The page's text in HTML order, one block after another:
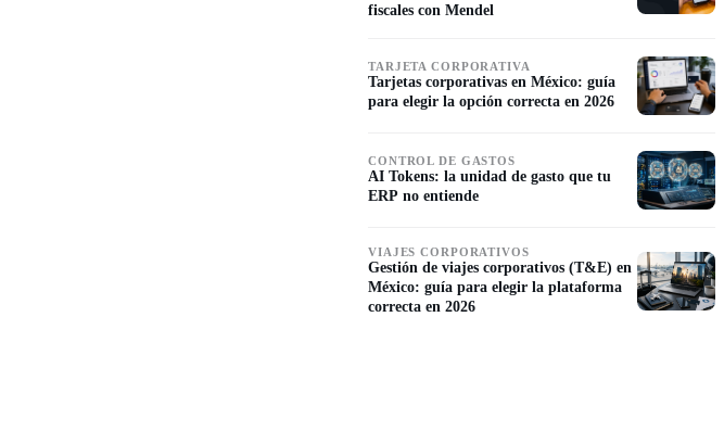
fiscales con Mendel
TARJETA CORPORATIVA
Tarjetas corporativas en México: guía
para elegir la opción correcta en 2026
CONTROL DE GASTOS
AI Tokens: la unidad de gasto que tu
ERP no entiende
VIAJES CORPORATIVOS
Gestión de viajes corporativos (T&E) en
México: guía para elegir la plataforma
correcta en 2026